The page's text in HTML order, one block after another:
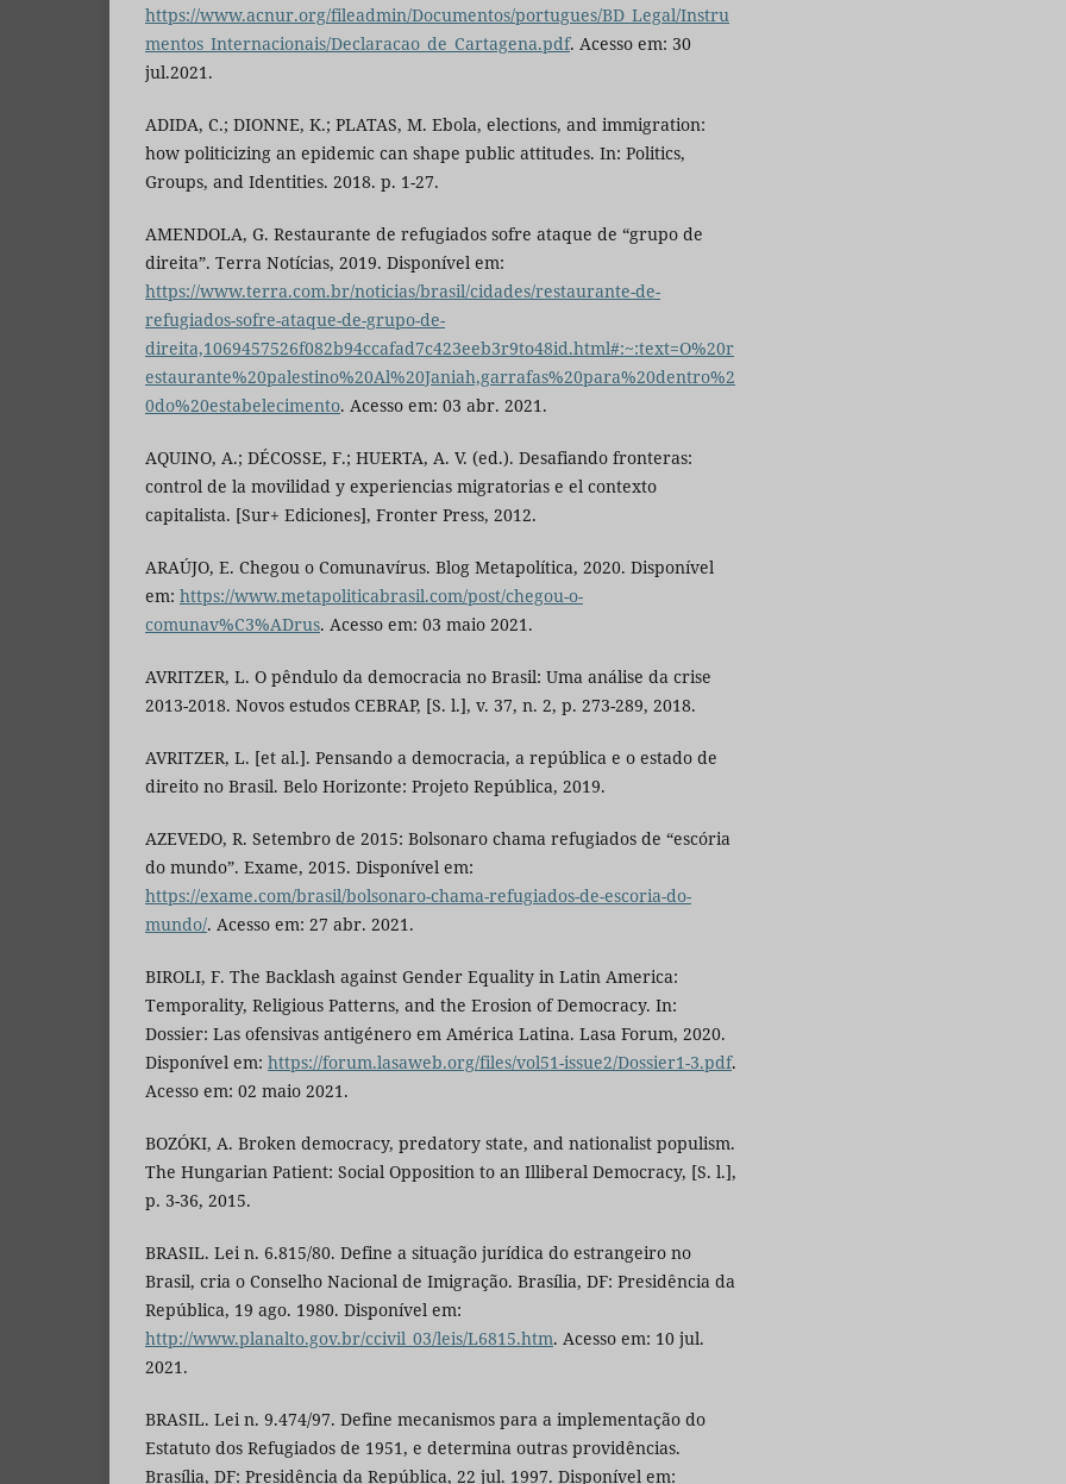
https://www.acnur.org/fileadmin/Documentos/portugues/BD_Legal/Instru
mentos_Internacionais/Declaracao_de_Cartagena.pdf. Acesso em: 30
jul.2021.
ADIDA, C.; DIONNE, K.; PLATAS, M. Ebola, elections, and immigration:
how politicizing an epidemic can shape public attitudes. In: Politics,
Groups, and Identities. 2018. p. 1-27.
AMENDOLA, G. Restaurante de refugiados sofre ataque de “grupo de
direita”. Terra Notícias, 2019. Disponível em:
https://www.terra.com.br/noticias/brasil/cidades/restaurante-de-
refugiados-sofre-ataque-de-grupo-de-
direita,1069457526f082b94ccafad7c423eeb3r9to48id.html#:~:text=O%20r
estaurante%20palestino%20Al%20Janiah,garrafas%20para%20dentro%2
0do%20estabelecimento. Acesso em: 03 abr. 2021.
AQUINO, A.; DÉCOSSE, F.; HUERTA, A. V. (ed.). Desafiando fronteras:
control de la movilidad y experiencias migratorias e el contexto
capitalista. [Sur+ Ediciones], Fronter Press, 2012.
ARAÚJO, E. Chegou o Comunavírus. Blog Metapolítica, 2020. Disponível
em: https://www.metapoliticabrasil.com/post/chegou-o-
comunav%C3%ADrus. Acesso em: 03 maio 2021.
AVRITZER, L. O pêndulo da democracia no Brasil: Uma análise da crise
2013-2018. Novos estudos CEBRAP, [S. l.], v. 37, n. 2, p. 273-289, 2018.
AVRITZER, L. [et al.]. Pensando a democracia, a república e o estado de
direito no Brasil. Belo Horizonte: Projeto República, 2019.
AZEVEDO, R. Setembro de 2015: Bolsonaro chama refugiados de “escória
do mundo”. Exame, 2015. Disponível em:
https://exame.com/brasil/bolsonaro-chama-refugiados-de-escoria-do-
mundo/. Acesso em: 27 abr. 2021.
BIROLI, F. The Backlash against Gender Equality in Latin America:
Temporality, Religious Patterns, and the Erosion of Democracy. In:
Dossier: Las ofensivas antigénero em América Latina. Lasa Forum, 2020.
Disponível em: https://forum.lasaweb.org/files/vol51-issue2/Dossier1-3.pdf.
Acesso em: 02 maio 2021.
BOZÓKI, A. Broken democracy, predatory state, and nationalist populism.
The Hungarian Patient: Social Opposition to an Illiberal Democracy, [S. l.],
p. 3-36, 2015.
BRASIL. Lei n. 6.815/80. Define a situação jurídica do estrangeiro no
Brasil, cria o Conselho Nacional de Imigração. Brasília, DF: Presidência da
República, 19 ago. 1980. Disponível em:
http://www.planalto.gov.br/ccivil_03/leis/L6815.htm. Acesso em: 10 jul.
2021.
BRASIL. Lei n. 9.474/97. Define mecanismos para a implementação do
Estatuto dos Refugiados de 1951, e determina outras providências.
Brasília, DF: Presidência da República, 22 jul. 1997. Disponível em: